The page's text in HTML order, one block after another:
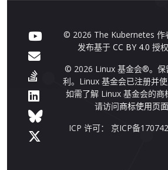
© 2026 The Kubernetes 作
发布基于CC BY 4.0 授
© 2026 Linux 基金会®。保
利。Linux 基金会已注册并使
如需了解 Linux 基金会的商
请访问商标使用页面
ICP 许可： 京ICP备